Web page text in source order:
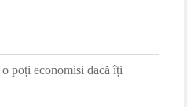
poți economisi dacă îți